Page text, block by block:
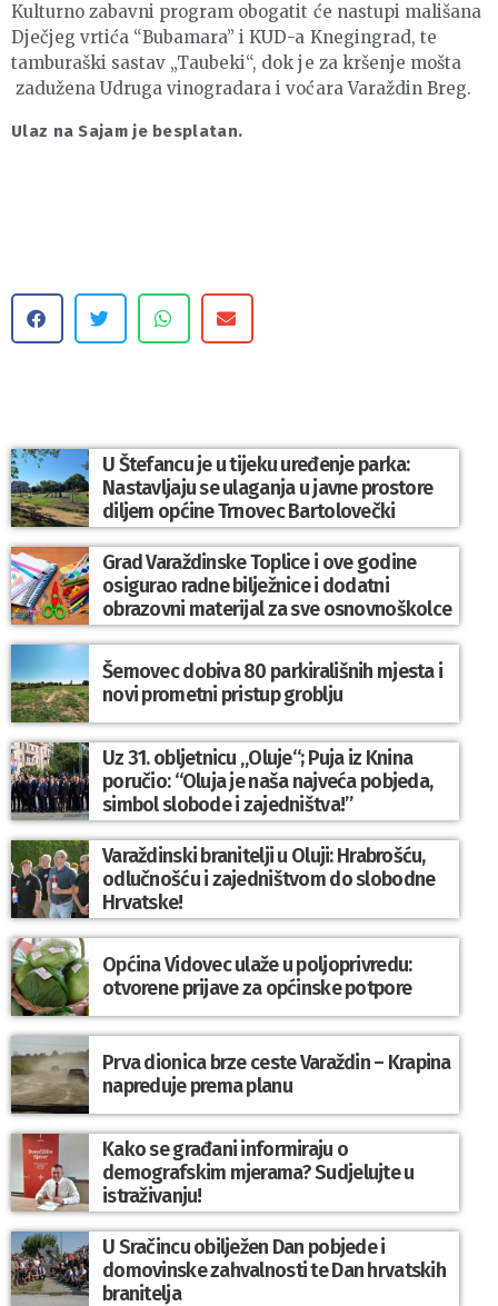
Kulturno zabavni program obogatit će nastupi mališana
Dječjeg vrtića “Bubamara” i KUD-a Knegingrad, te
tamburaški sastav „Taubeki“, dok je za kršenje mošta
zadužena Udruga vinogradara i voćara Varaždin Breg.
Ulaz na Sajam je besplatan.
U Štefancu je u tijeku uređenje parka:
Nastavljaju se ulaganja u javne prostore
diljem općine Trnovec Bartolovečki
Grad Varaždinske Toplice i ove godine
osigurao radne bilježnice i dodatni
obrazovni materijal za sve osnovnoškolce
Šemovec dobiva 80 parkirališnih mjesta i
novi prometni pristup groblju
Uz 31. obljetnicu „Oluje“; Puja iz Knina
poručio: “Oluja je naša najveća pobjeda,
simbol slobode i zajedništva!”
Varaždinski branitelji u Oluji: Hrabrošću,
odlučnošću i zajedništvom do slobodne
Hrvatske!
Općina Vidovec ulaže u poljoprivredu:
otvorene prijave za općinske potpore
Prva dionica brze ceste Varaždin – Krapina
napreduje prema planu
Kako se građani informiraju o
demografskim mjerama? Sudjelujte u
istraživanju!
U Sračincu obilježen Dan pobjede i
domovinske zahvalnosti te Dan hrvatskih
branitelja